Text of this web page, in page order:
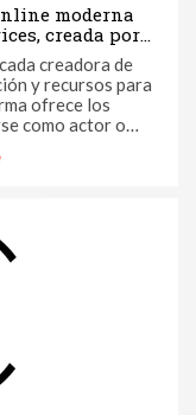
moderna
creada por
creadora de
y recursos para
ofrece los
como actor o